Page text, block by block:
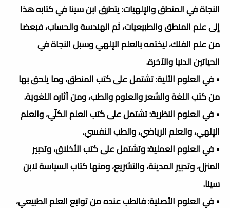
النجاة في المنطق والإلهيات: يتطرق ابن سينا في كتابه هذا
إلى علم المنطق والطبيعيات، ثم الهندسة والحساب، فبعضا
من علم الفلك، ليختمه بالعلم الإلهي وسبل النجاة في
الحياتين الدنيا والآخرة.
• في العلوم الآلية: تشتمل على كتب المنطق، وما يلحق بها
من كتب اللغة والشعر والعلوم والطب، ومن آثاره اللغوية.
• في العلوم النظرية: تشتمل على كتب العلم الكلّي، والعلم
الإلهي، والعلم الرياضي، والطب النفسي.
• في العلوم العملية: وتشتمل على كتب الأخلاق، وتدبير
المنزل، وتدبير المدينة، والتشريع، ومنها كتاب السياسة لابن
سينا.
• في العلوم الأصلية: فالطب عنده من توابع العلم الطبيعي،